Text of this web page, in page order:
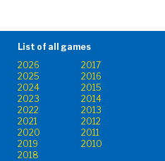
List of all games
2026
2017
2025
2016
2024
2015
2023
2014
2022
2013
2021
2012
2020
2011
2019
2010
2018